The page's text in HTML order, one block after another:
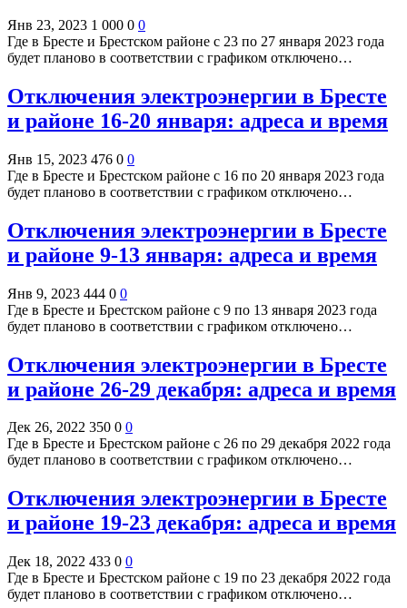
Янв 23, 2023 1 000 0 0
Где в Бресте и Брестском районе с 23 по 27 января 2023 года
будет планово в соответствии с графиком отключено…
Отключения электроэнергии в Бресте
и районе 16-20 января: адреса и время
Янв 15, 2023 476 0 0
Где в Бресте и Брестском районе с 16 по 20 января 2023 года
будет планово в соответствии с графиком отключено…
Отключения электроэнергии в Бресте
и районе 9-13 января: адреса и время
Янв 9, 2023 444 0 0
Где в Бресте и Брестском районе с 9 по 13 января 2023 года
будет планово в соответствии с графиком отключено…
Отключения электроэнергии в Бресте
и районе 26-29 декабря: адреса и время
Дек 26, 2022 350 0 0
Где в Бресте и Брестском районе с 26 по 29 декабря 2022 года
будет планово в соответствии с графиком отключено…
Отключения электроэнергии в Бресте
и районе 19-23 декабря: адреса и время
Дек 18, 2022 433 0 0
Где в Бресте и Брестском районе с 19 по 23 декабря 2022 года
будет планово в соответствии с графиком отключено…